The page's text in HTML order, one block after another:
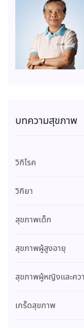
บทความสุขภาพ
วิกิโรค
วิกิยา
สุขภาพเด็ก
สุขภาพผู้สูงอายุ
สุขภาพผู้หญิงและคว
เกร็ดสุขภาพ